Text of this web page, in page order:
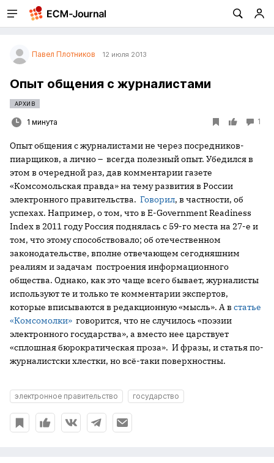
Павел Плотников 12 июля 2013
Опыт общения с журналистами
АРХИВ
1 минута 1
Опыт общения с журналистами не через посредников-
пиарщиков, а лично – всегда полезный опыт. Убедился в
этом в очередной раз, дав комментарии газете
«Комсомольская правда» на тему развития в России
электронного правительства. Говорил, в частности, об
успехах. Например, о том, что в E-Government Readiness
Index в 2011 году Россия поднялась с 59-го места на 27-е и
том, что этому способствовало; об отечественном
законодательстве, вполне отвечающем сегодняшним
реалиям и задачам построения информационного
общества. Однако, как это чаще всего бывает, журналисты
используют те и только те комментарии экспертов,
которые вписываются в редакционную «мысль». А в статье
«Комсомолки» говорится, что не случилось «поэзии
электронного государства», а вместо нее царствует
«сплошная бюрократическая проза». И фразы, и статья по-
журналистски хлестки, но всё-таки поверхностны.
электронное правительство государство